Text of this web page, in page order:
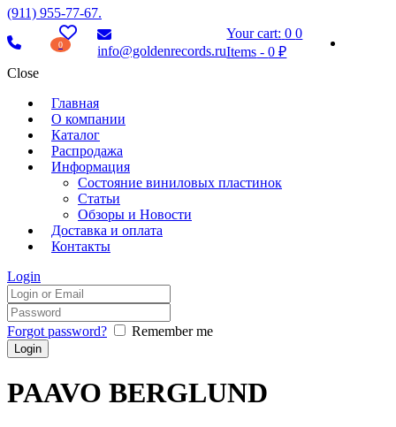
(911) 955-77-67.
0 info@goldenrecords.ru
Your cart: 00
Items -0 ₽
Close
Главная
О компании
Каталог
Распродажа
Информация
Состояние виниловых пластинок
Статьи
Обзоры и Новости
Доставка и оплата
Контакты
Login
Forgot password? Remember me
PAAVO BERGLUND